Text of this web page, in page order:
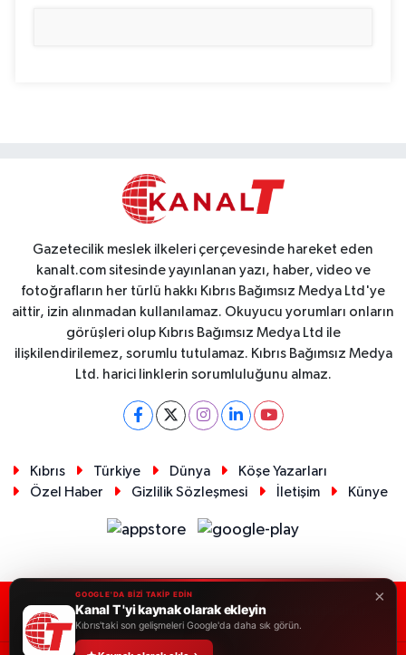
Gazetecilik meslek ilkeleri çerçevesinde hareket eden
kanalt.com sitesinde yayınlanan yazı, haber, video ve
fotoğrafların her türlü hakkı Kıbrıs Bağımsız Medya Ltd'ye
aittir, izin alınmadan kullanılamaz. Okuyucu yorumları onların
görüşleri olup Kıbrıs Bağımsız Medya Ltd ile
ilişkilendirilemez, sorumlu tutulamaz. Kıbrıs Bağımsız Medya
Ltd. harici linklerin sorumluluğunu almaz.
Kıbrıs Türkiye Dünya
Köşe Yazarları
Özel Haber
Gizlilik Sözleşmesi İletişim Künye
RSS Copyright © 2026. Her hakkı saklıdır.
×
GOOGLE'DA BİZİ TAKİP EDİN
Kanal T 'yi kaynak olarak ekleyin
Kıbrıs'taki son gelişmeleri Google'da daha sık görün.